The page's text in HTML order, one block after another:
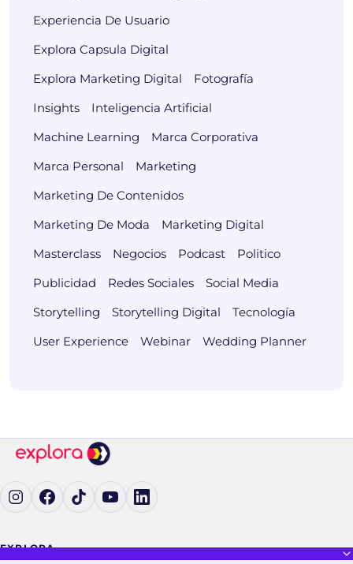
Experiencia De Usuario
Explora Capsula Digital
Explora Marketing Digital
Fotografía
Insights
Inteligencia Artificial
Machine Learning
Marca Corporativa
Marca Personal
Marketing
Marketing De Contenidos
Marketing De Moda
Marketing Digital
Masterclass
Negocios Podcast
Politico
Publicidad
Redes Sociales
Social Media
Storytelling
Storytelling Digital
Tecnología
User Experience
Webinar Wedding Planner
Ig (se abre en una pestaña nueva)
Fb (se abre en una pestaña nueva)
tK (se abre en una pestaña nueva)
yT (se abre en una pestaña nueva)
in (se abre en una pestaña nueva)
EXPLORA